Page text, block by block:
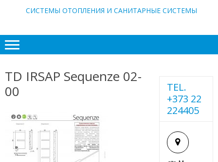
CИСТЕМЫ ОТОПЛЕНИЯ И САНИТАРНЫЕ СИСТЕМЫ
TD IRSAP Sequenze 02-
00
TEL.
+373 22
224405